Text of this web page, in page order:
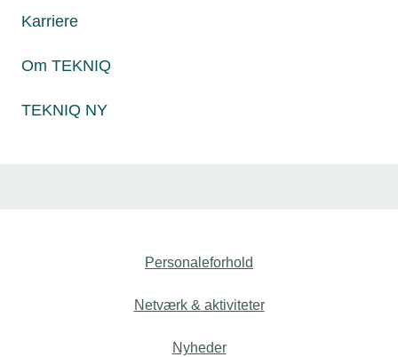
Karriere
Om TEKNIQ
TEKNIQ NY
29. maj 2024
Personaleforhold
Netværk & aktiviteter
Nyheder